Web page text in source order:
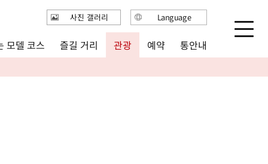
모델 코스 즐길 거리 관광 예약 통안내
사진 갤러리 Language
English
简体中文